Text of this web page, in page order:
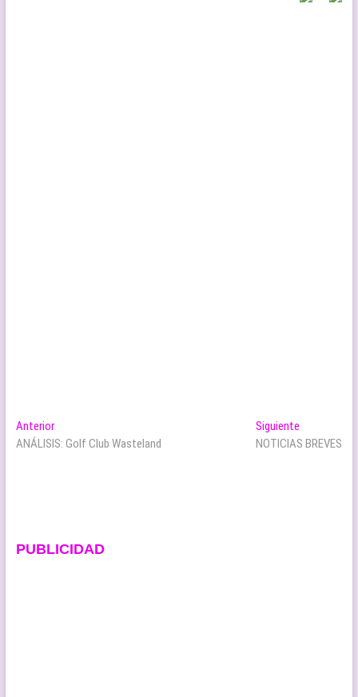
Navegación
de
AnteriorEntrada
anterior:
ANÁLISIS: Golf Club Wasteland
Siguiente
siguiente:
NOTICIAS BREVES
PUBLICIDAD